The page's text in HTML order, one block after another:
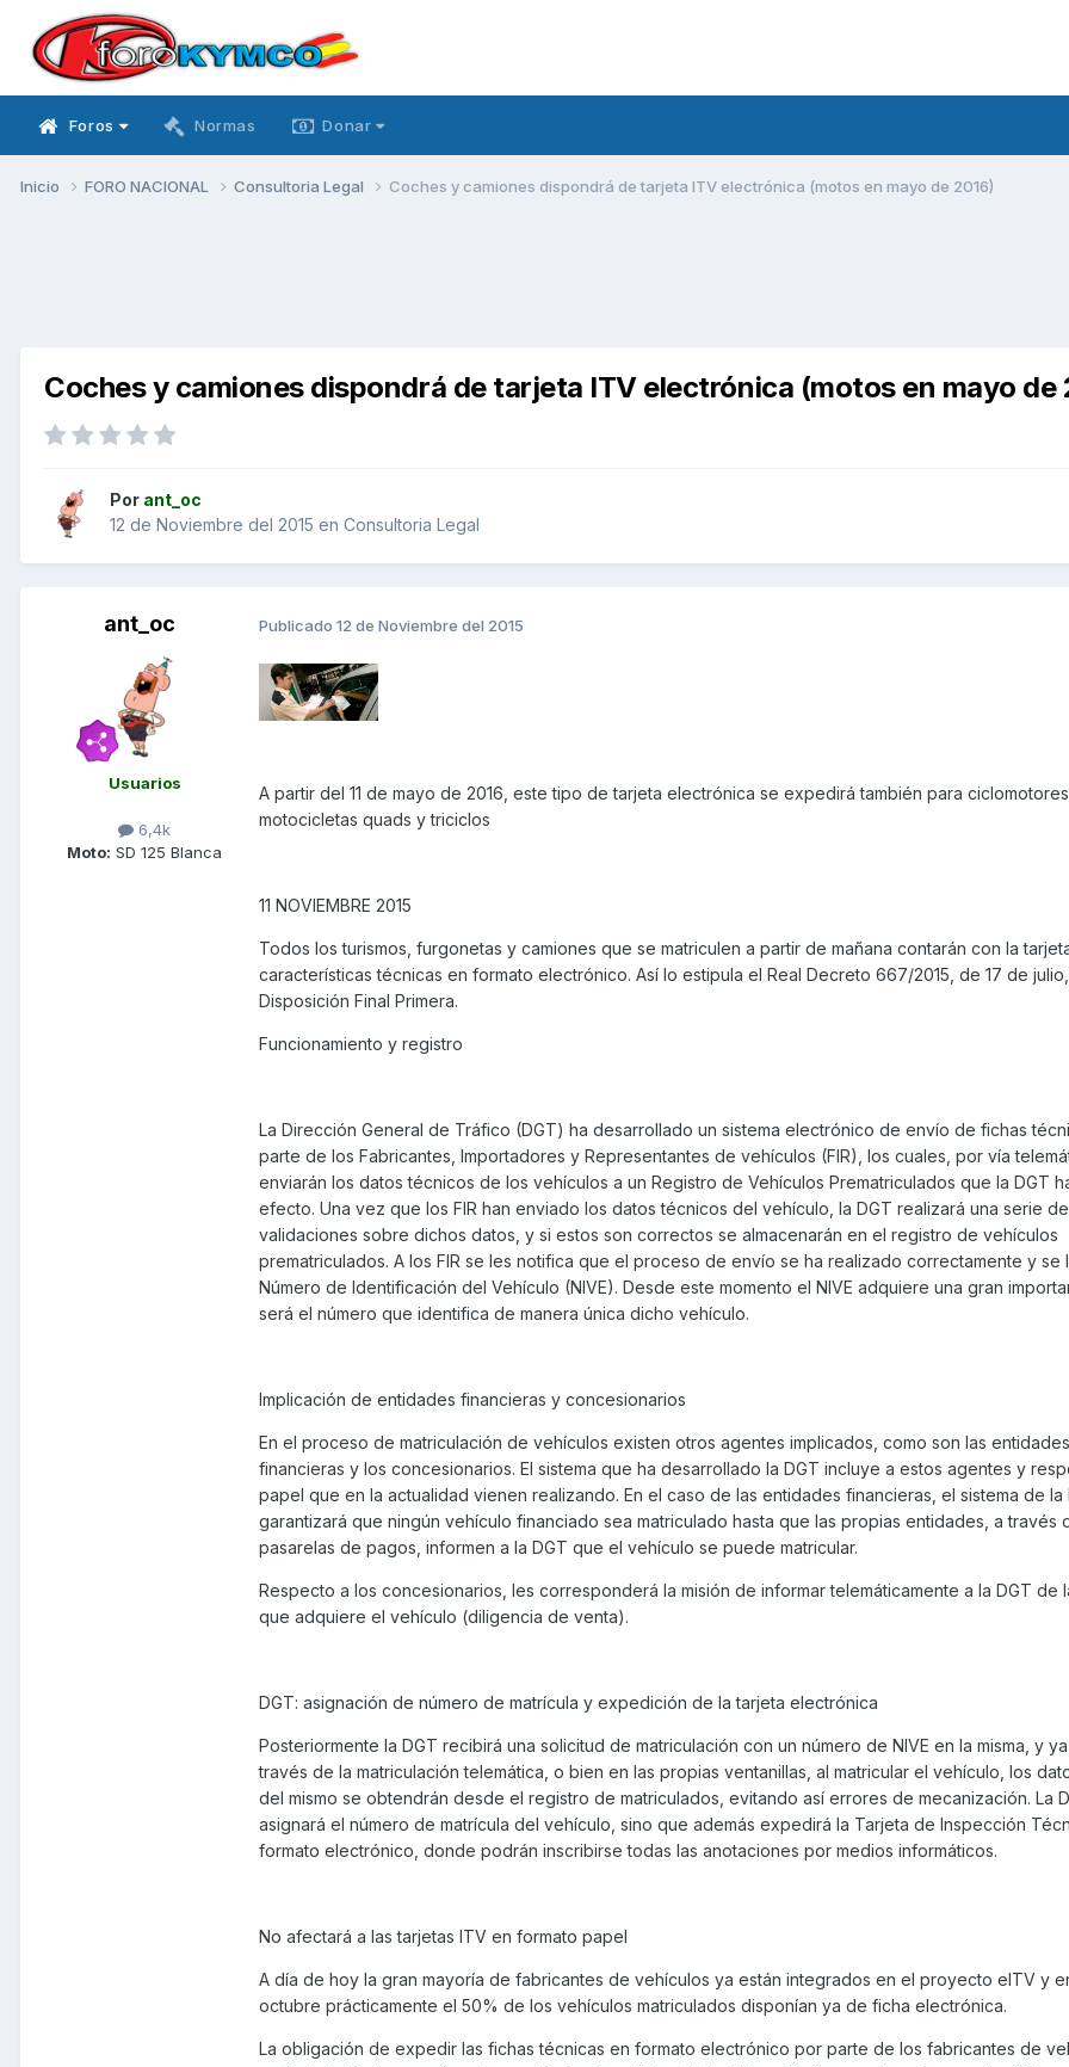
Foros Normas Donar
Inicio FORO NACIONAL Consultoria Legal Coches y camiones dispondrá de tarjeta ITV electrónica (motos en mayo de 2016)
Coches y camiones dispondrá de tarjeta ITV electrónica (motos en mayo de
Por ant_oc
12 de Noviembre del 2015 en Consultoria Legal
ant_oc
Usuarios
6,4k
Moto: SD 125 Blanca
Publicado 12 de Noviembre del 2015
A partir del 11 de mayo de 2016, este tipo de tarjeta electrónica se expedirá también para
motocicletas quads y triciclos
11 NOVIEMBRE 2015
Todos los turismos, furgonetas y camiones que se matriculen a partir de mañana contarán con la
características técnicas en formato electrónico. Así lo estipula el Real Decreto 667/2015, de 17 de
Disposición Final Primera.
Funcionamiento y registro
La Dirección General de Tráfico (DGT) ha desarrollado un sistema electrónico de envío de fichas
parte de los Fabricantes, Importadores y Representantes de vehículos (FIR), los cuales, por vía
enviarán los datos técnicos de los vehículos a un Registro de Vehículos Prematriculados que la DGT
efecto. Una vez que los FIR han enviado los datos técnicos del vehículo, la DGT realizará una serie de
validaciones sobre dichos datos, y si estos son correctos se almacenarán en el registro de vehículos
prematriculados. A los FIR se les notifica que el proceso de envío se ha realizado correctamente y se
Número de Identificación del Vehículo (NIVE). Desde este momento el NIVE adquiere una gran
será el número que identifica de manera única dicho vehículo.
Implicación de entidades financieras y concesionarios
En el proceso de matriculación de vehículos existen otros agentes implicados, como son las entidades
financieras y los concesionarios. El sistema que ha desarrollado la DGT incluye a estos agentes y
papel que en la actualidad vienen realizando. En el caso de las entidades financieras, el sistema de la
garantizará que ningún vehículo financiado sea matriculado hasta que las propias entidades, a través
pasarelas de pagos, informen a la DGT que el vehículo se puede matricular.
Respecto a los concesionarios, les corresponderá la misión de informar telemáticamente a la DGT de
que adquiere el vehículo (diligencia de venta).
DGT: asignación de número de matrícula y expedición de la tarjeta electrónica
Posteriormente la DGT recibirá una solicitud de matriculación con un número de NIVE en la misma, y
través de la matriculación telemática, o bien en las propias ventanillas, al matricular el vehículo, los
del mismo se obtendrán desde el registro de matriculados, evitando así errores de mecanización. La
asignará el número de matrícula del vehículo, sino que además expedirá la Tarjeta de Inspección
formato electrónico, donde podrán inscribirse todas las anotaciones por medios informáticos.
No afectará a las tarjetas ITV en formato papel
A día de hoy la gran mayoría de fabricantes de vehículos ya están integrados en el proyecto eITV y
octubre prácticamente el 50% de los vehículos matriculados disponían ya de ficha electrónica.
La obligación de expedir las fichas técnicas en formato electrónico por parte de los fabricantes de